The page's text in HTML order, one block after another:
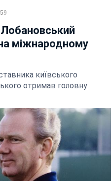
міжнародному
київського
отримав головну